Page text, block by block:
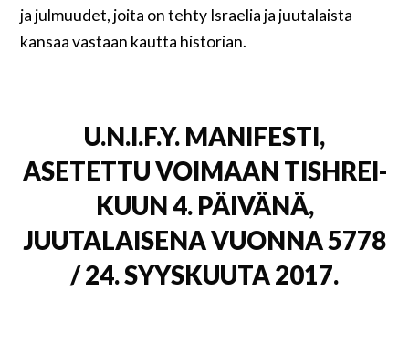
ja julmuudet, joita on tehty Israelia ja juutalaista
kansaa vastaan kautta historian.
U.N.I.F.Y. MANIFESTI,
ASETETTU VOIMAAN TISHREI-
KUUN 4. PÄIVÄNÄ,
JUUTALAISENA VUONNA 5778
/ 24. SYYSKUUTA 2017.